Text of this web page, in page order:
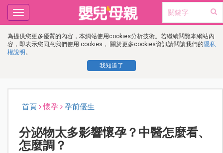
為提供您更多優質的內容，本網站使用cookies分析技術。若繼續閱覽本網站內
容，即表示您同意我們使用 cookies， 關於更多cookies資訊請閱讀我們的隱私
權說明 。
我知道了
Toggle
navigation
首頁 懷孕 孕前優生
分泌物太多影響懷孕？中醫怎麼看、
怎麼調？